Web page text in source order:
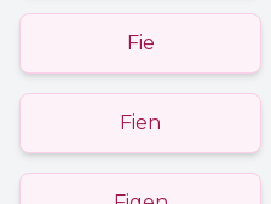
Fie
Fien